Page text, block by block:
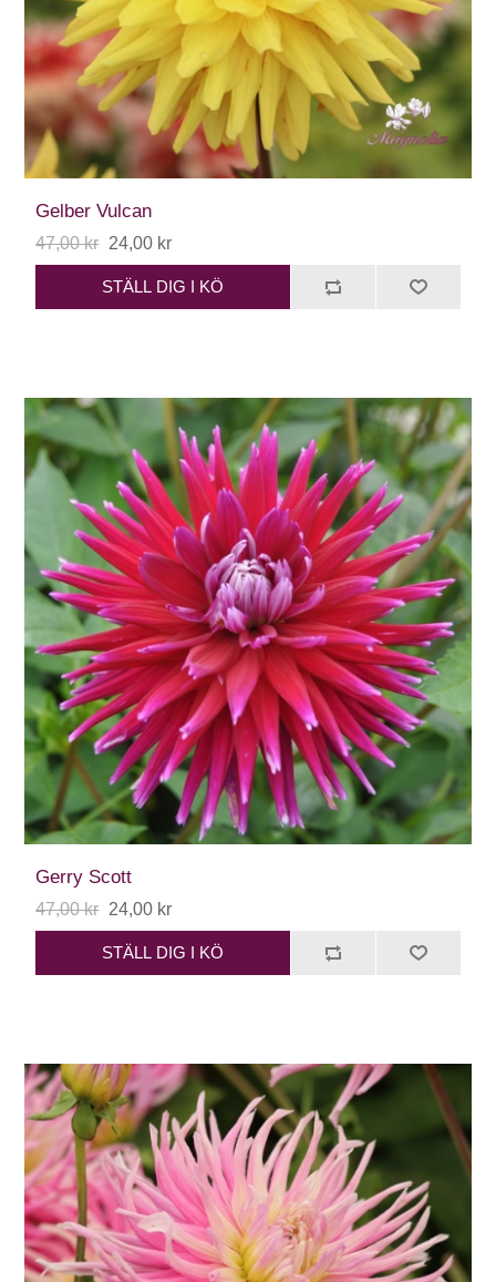
Gelber Vulcan
47,00 kr 24,00 kr
STÄLL DIG I KÖ
Gerry Scott
47,00 kr 24,00 kr
STÄLL DIG I KÖ